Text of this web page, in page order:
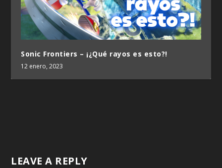
Sonic Frontiers – ¡¿Qué rayos es esto?!
12 enero, 2023
LEAVE A REPLY